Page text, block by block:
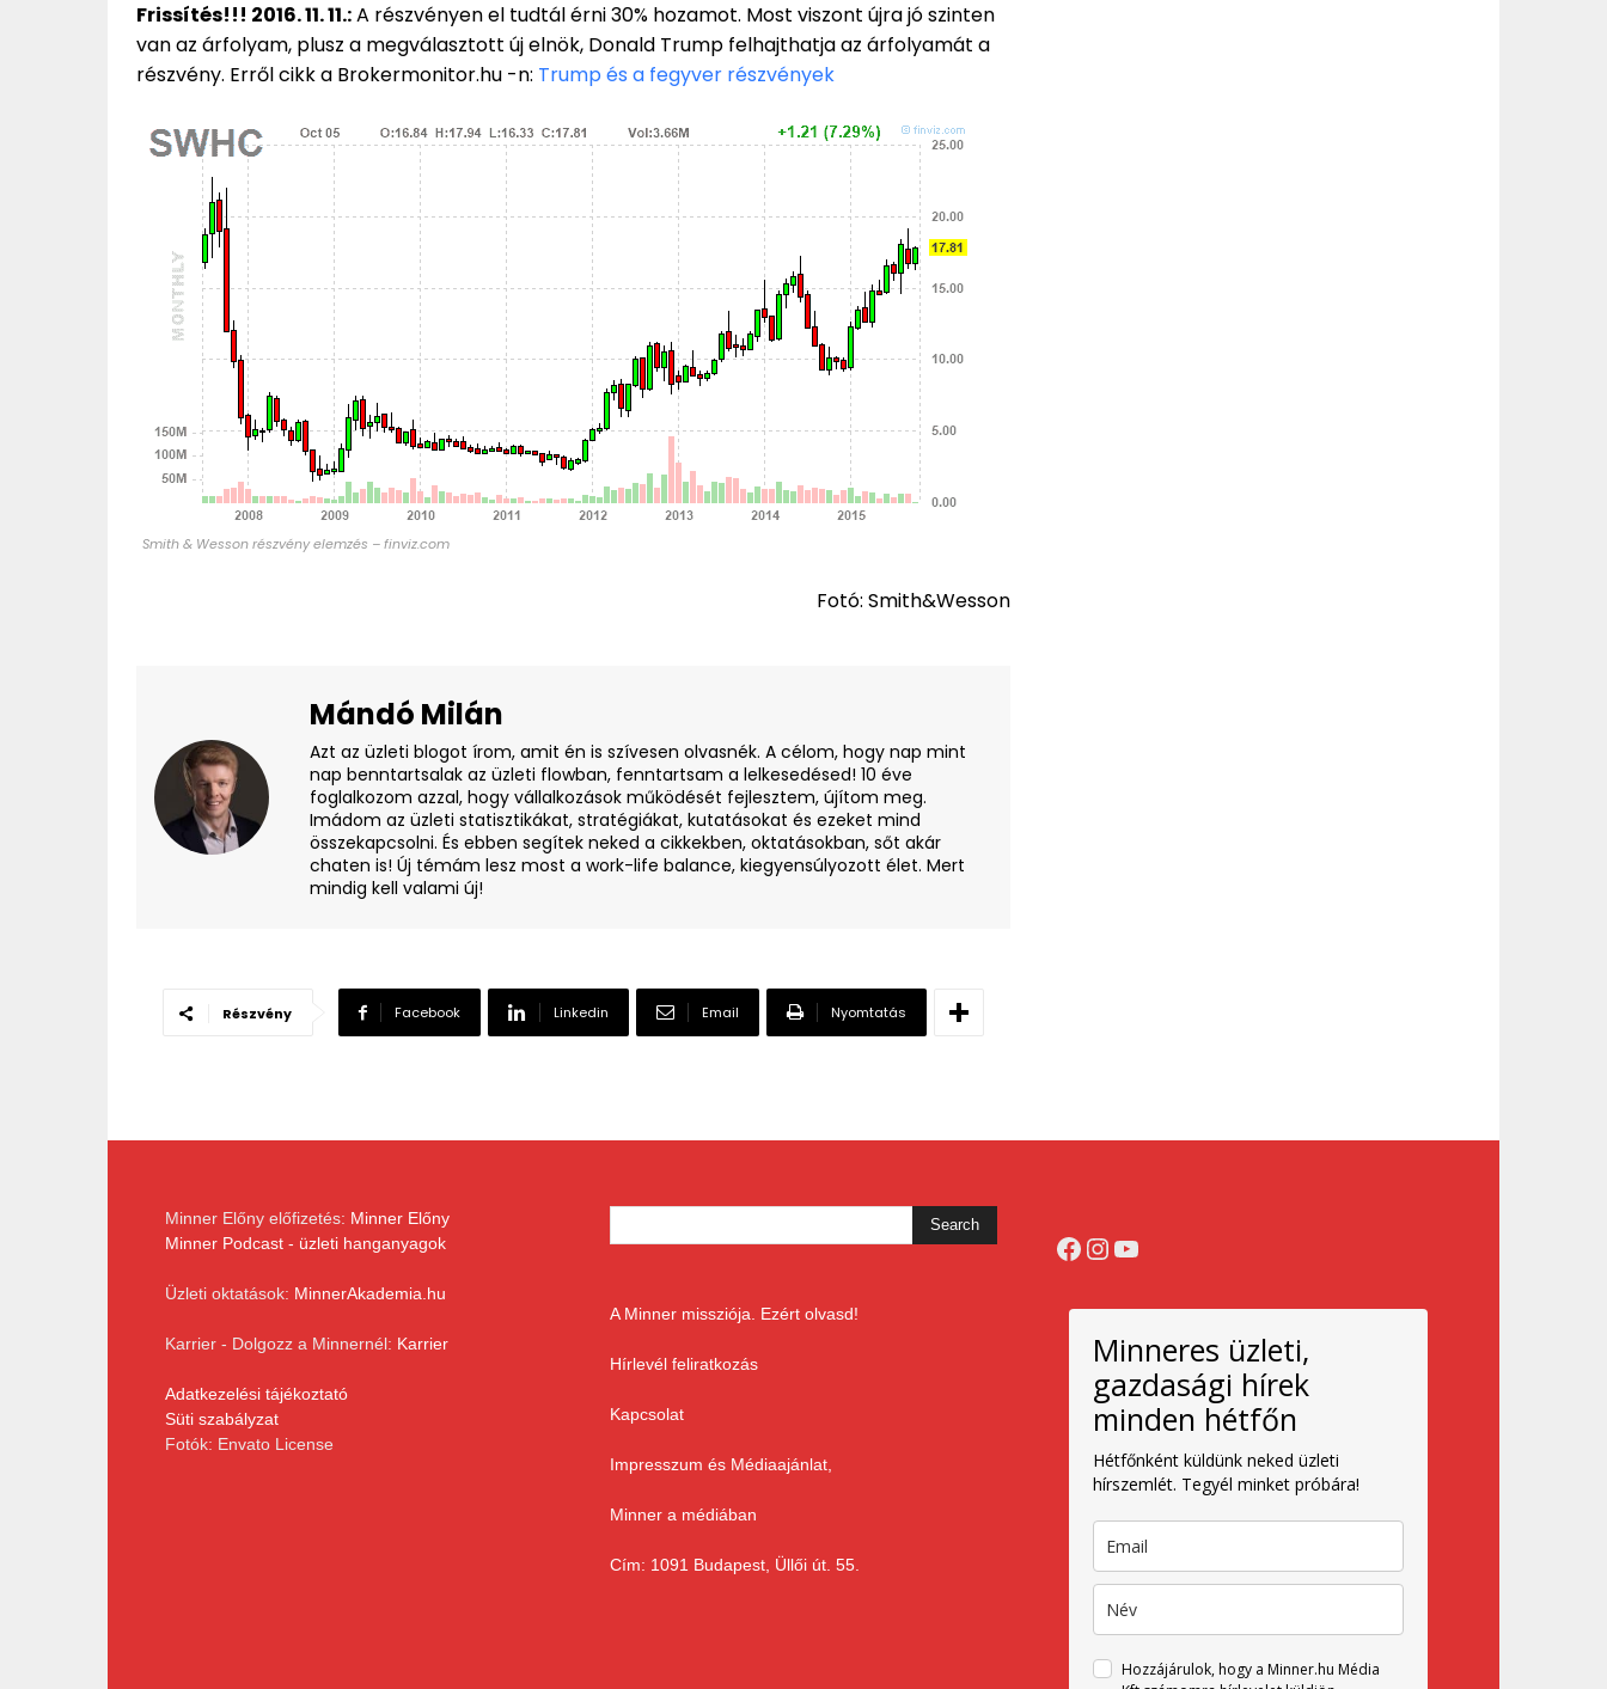
Frissítés!!! 2016. 11. 11.:A részvényen el tudtál érni 30% hozamot. Most viszont újra jó szinten
van az árfolyam, plusz a megválasztott új elnök, Donald Trump felhajthatja az árfolyamát a
részvény. Erről cikk a Brokermonitor.hu -n: Trump és a fegyver részvények
Smith & Wesson részvény elemzés – finviz.com
Fotó: Smith&Wesson
Mándó Milán
Azt az üzleti blogot írom, amit én is szívesen olvasnék. A célom, hogy nap mint
nap benntartsalak az üzleti flowban, fenntartsam a lelkesedésed! 10 éve
foglalkozom azzal, hogy vállalkozások működését fejlesztem, újítom meg.
Imádom az üzleti statisztikákat, stratégiákat, kutatásokat és ezeket mind
összekapcsolni. És ebben segítek neked a cikkekben, oktatásokban, sőt akár
chaten is! Új témám lesz most a work-life balance, kiegyensúlyozott élet. Mert
mindig kell valami új!
Részvény Facebook Linkedin Email Nyomtatás
Minner Előny előfizetés: Minner Előny
Minner Podcast - üzleti hanganyagok
Üzleti oktatások: MinnerAkademia.hu
Karrier - Dolgozz a Minnernél: Karrier
Adatkezelési tájékoztató
Süti szabályzat
Fotók: Envato License
A Minner missziója. Ezért olvasd!
Hírlevél feliratkozás
Kapcsolat
Impresszum és Médiaajánlat,
Minner a médiában
Cím: 1091 Budapest, Üllői út. 55.
Facebook
Instagram
YouTube
Minneres üzleti,
gazdasági hírek
minden hétfőn
Hétfőnként küldünk neked üzleti
hírszemlét. Tegyél minket próbára!
Hozzájárulok, hogy a Minner.hu Média